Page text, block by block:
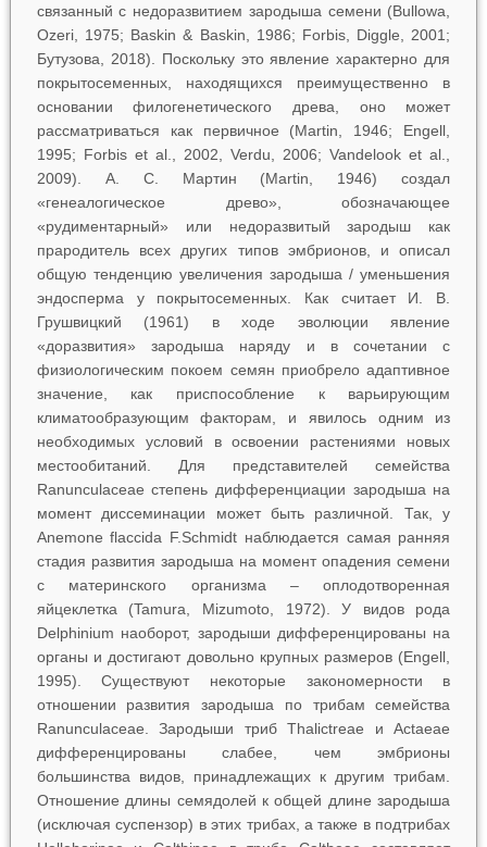
связанный с недоразвитием зародыша семени (Bullowa,
Ozeri, 1975; Baskin & Baskin, 1986; Forbis, Diggle, 2001;
Бутузова, 2018). Поскольку это явление характерно для
покрытосеменных, находящихся преимущественно в
основании филогенетического древа, оно может
рассматриваться как первичное (Martin, 1946; Engell,
1995; Forbis et al., 2002, Verdu, 2006; Vandelook et al.,
2009). A. C. Мартин (Martin, 1946) создал
«генеалогическое древо», обозначающее
«рудиментарный» или недоразвитый зародыш как
прародитель всех других типов эмбрионов, и описал
общую тенденцию увеличения зародыша / уменьшения
эндосперма у покрытосеменных. Как считает И. В.
Грушвицкий (1961) в ходе эволюции явление
«доразвития» зародыша наряду и в сочетании с
физиологическим покоем семян приобрело адаптивное
значение, как приспособление к варьирующим
климатообразующим факторам, и явилось одним из
необходимых условий в освоении растениями новых
местообитаний. Для представителей семейства
Ranunculaceae степень дифференциации зародыша на
момент диссеминации может быть различной. Так, у
Anemone flaccida F.Schmidt наблюдается самая ранняя
стадия развития зародыша на момент опадения семени
с материнского организма ‒ оплодотворенная
яйцеклетка (Tamura, Mizumoto, 1972). У видов рода
Delphinium наоборот, зародыши дифференцированы на
органы и достигают довольно крупных размеров (Engell,
1995). Существуют некоторые закономерности в
отношении развития зародыша по трибам семейства
Ranunculaceae. Зародыши триб Thalictreae и Actaeae
дифференцированы слабее, чем эмбрионы
большинства видов, принадлежащих к другим трибам.
Отношение длины семядолей к общей длине зародыша
(исключая суспензор) в этих трибах, а также в подтрибах